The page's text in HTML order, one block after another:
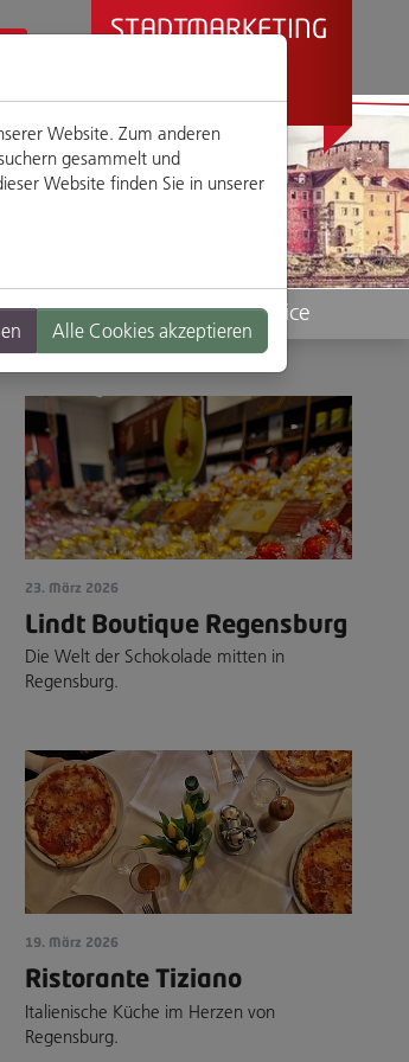
STADTMARKETING
PRÄSENTIERT
Service
23. März 2026
Lindt Boutique Regensburg
Die Welt der Schokolade mitten in
Regensburg.
19. März 2026
Ristorante Tiziano
Italienische Küche im Herzen von
Regensburg.
Website. Zum anderen
gesammelt und
Website finden Sie in unserer
Alle Cookies akzeptieren